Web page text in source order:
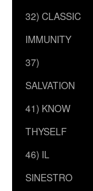
32) CLASSIC
IMMUNITY
37)
SALVATION
41) KNOW
THYSELF
46) IL
SINESTRO